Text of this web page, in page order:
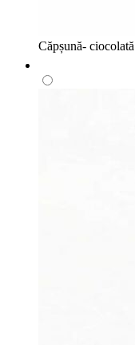
Căpșună- ciocolată